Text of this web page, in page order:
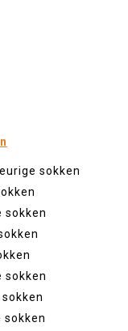
sokken
sokken
sokken
sokken